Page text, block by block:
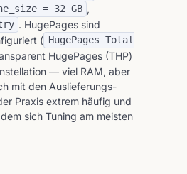
= 32 GB ,
. HugePages sind
( HugePages_Total
HugePages (THP)
— viel RAM, aber
mit den Auslieferungs-
Praxis extrem häufig und
sich Tuning am meisten